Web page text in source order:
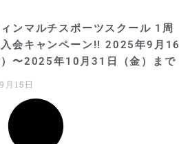
ンマルチスポーツスクール 1周
会キャンペーン!! 2025年9月16
）〜2025年10月31日（金）まで
15日